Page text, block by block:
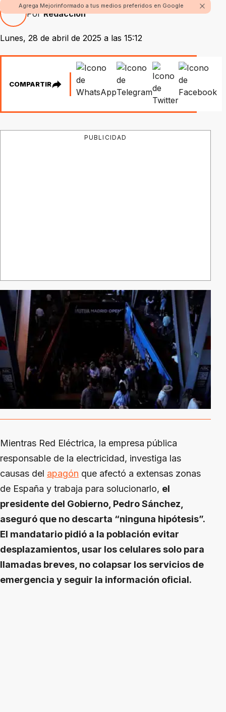
Agrega Mejorinformado a tus medios preferidos en Google
PorRedacción
Lunes, 28 de abril de 2025 a las 15:12
COMPARTIR
PUBLICIDAD
Mientras Red Eléctrica, la empresa pública
responsable de la electricidad, investiga las
causas del apagón que afectó a extensas zonas
de España y trabaja para solucionarlo, el
presidente del Gobierno, Pedro Sánchez,
aseguró que no descarta “ninguna hipótesis”.
El mandatario pidió a la población evitar
desplazamientos, usar los celulares solo para
llamadas breves, no colapsar los servicios de
emergencia y seguir la información oficial.